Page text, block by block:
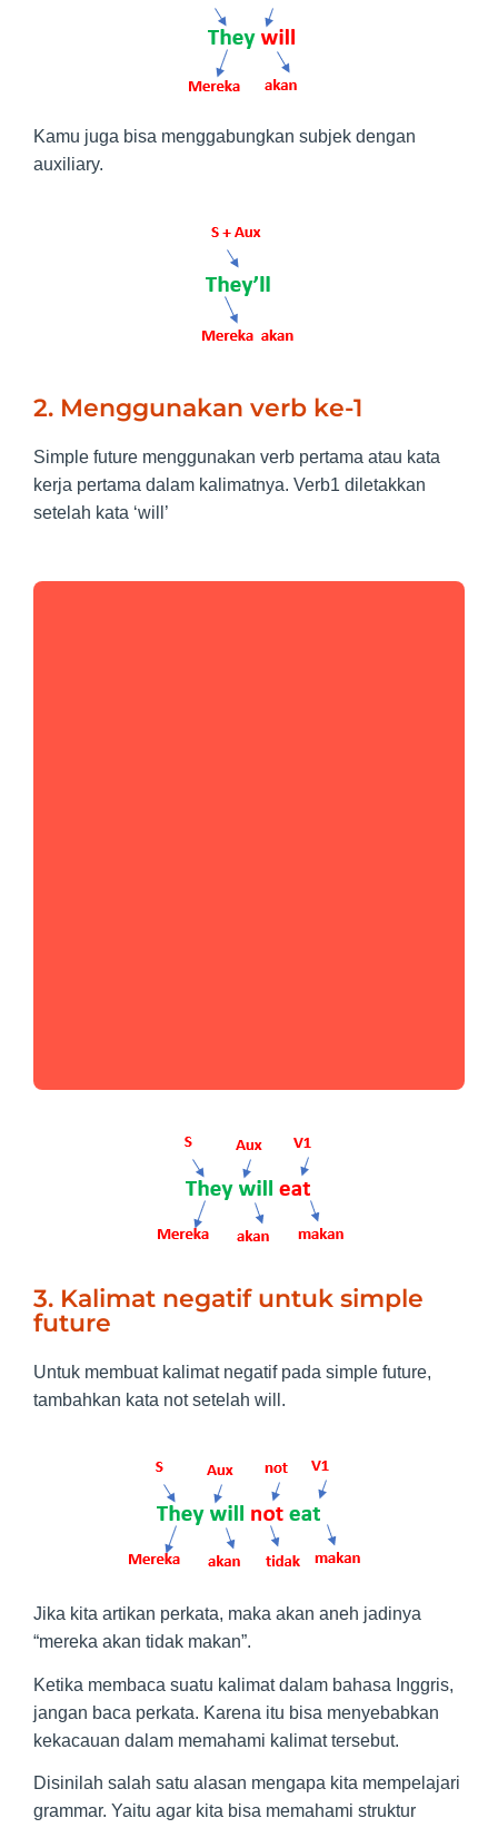
Kamu juga bisa menggabungkan subjek dengan
auxiliary.
2. Menggunakan verb ke-1
Simple future menggunakan verb pertama atau kata
kerja pertama dalam kalimatnya. Verb1 diletakkan
setelah kata ‘will’
3. Kalimat negatif untuk simple
future
Untuk membuat kalimat negatif pada simple future,
tambahkan kata not setelah will.
Jika kita artikan perkata, maka akan aneh jadinya
“mereka akan tidak makan”.
Ketika membaca suatu kalimat dalam bahasa Inggris,
jangan baca perkata. Karena itu bisa menyebabkan
kekacauan dalam memahami kalimat tersebut.
Disinilah salah satu alasan mengapa kita mempelajari
grammar. Yaitu agar kita bisa memahami struktur